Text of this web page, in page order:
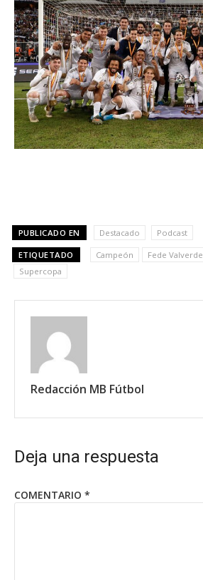
PUBLICADO EN Destacado Podcast
ETIQUETADO Campeón Fede Valverde
Supercopa
Redacción MB Fútbol
Deja una respuesta
COMENTARIO *